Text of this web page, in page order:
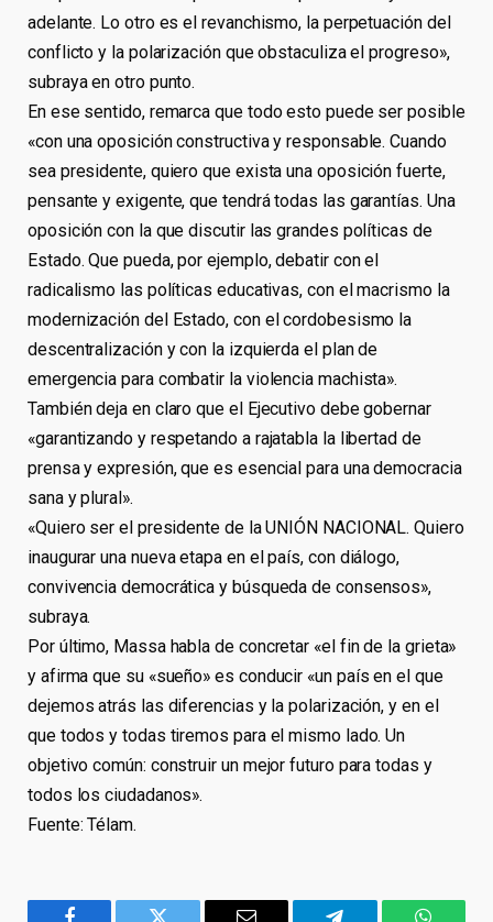
adelante. Lo otro es el revanchismo, la perpetuación del
conflicto y la polarización que obstaculiza el progreso»,
subraya en otro punto.
En ese sentido, remarca que todo esto puede ser posible
«con una oposición constructiva y responsable. Cuando
sea presidente, quiero que exista una oposición fuerte,
pensante y exigente, que tendrá todas las garantías. Una
oposición con la que discutir las grandes políticas de
Estado. Que pueda, por ejemplo, debatir con el
radicalismo las políticas educativas, con el macrismo la
modernización del Estado, con el cordobesismo la
descentralización y con la izquierda el plan de
emergencia para combatir la violencia machista».
También deja en claro que el Ejecutivo debe gobernar
«garantizando y respetando a rajatabla la libertad de
prensa y expresión, que es esencial para una democracia
sana y plural».
«Quiero ser el presidente de la UNIÓN NACIONAL. Quiero
inaugurar una nueva etapa en el país, con diálogo,
convivencia democrática y búsqueda de consensos»,
subraya.
Por último, Massa habla de concretar «el fin de la grieta»
y afirma que su «sueño» es conducir «un país en el que
dejemos atrás las diferencias y la polarización, y en el
que todos y todas tiremos para el mismo lado. Un
objetivo común: construir un mejor futuro para todas y
todos los ciudadanos».
Fuente: Télam.